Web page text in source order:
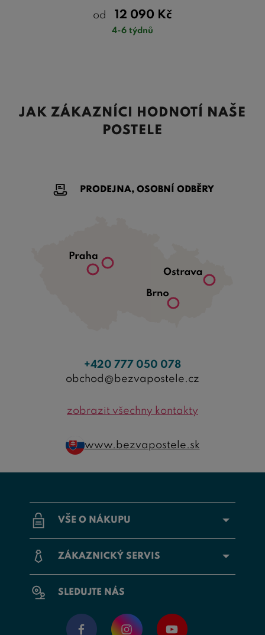
od 12 090 Kč
4-6 týdnů
JAK ZÁKAZNÍCI HODNOTÍ NAŠE
POSTELE
VŠE O NÁKUPU
ZÁKAZNICKÝ SERVIS
SLEDUJTE NÁS
PRODEJNA, OSOBNÍ ODBĚRY
+420 777 050 078
obchod@bezvapostele.cz
zobrazit všechny kontakty
www.bezvapostele.sk